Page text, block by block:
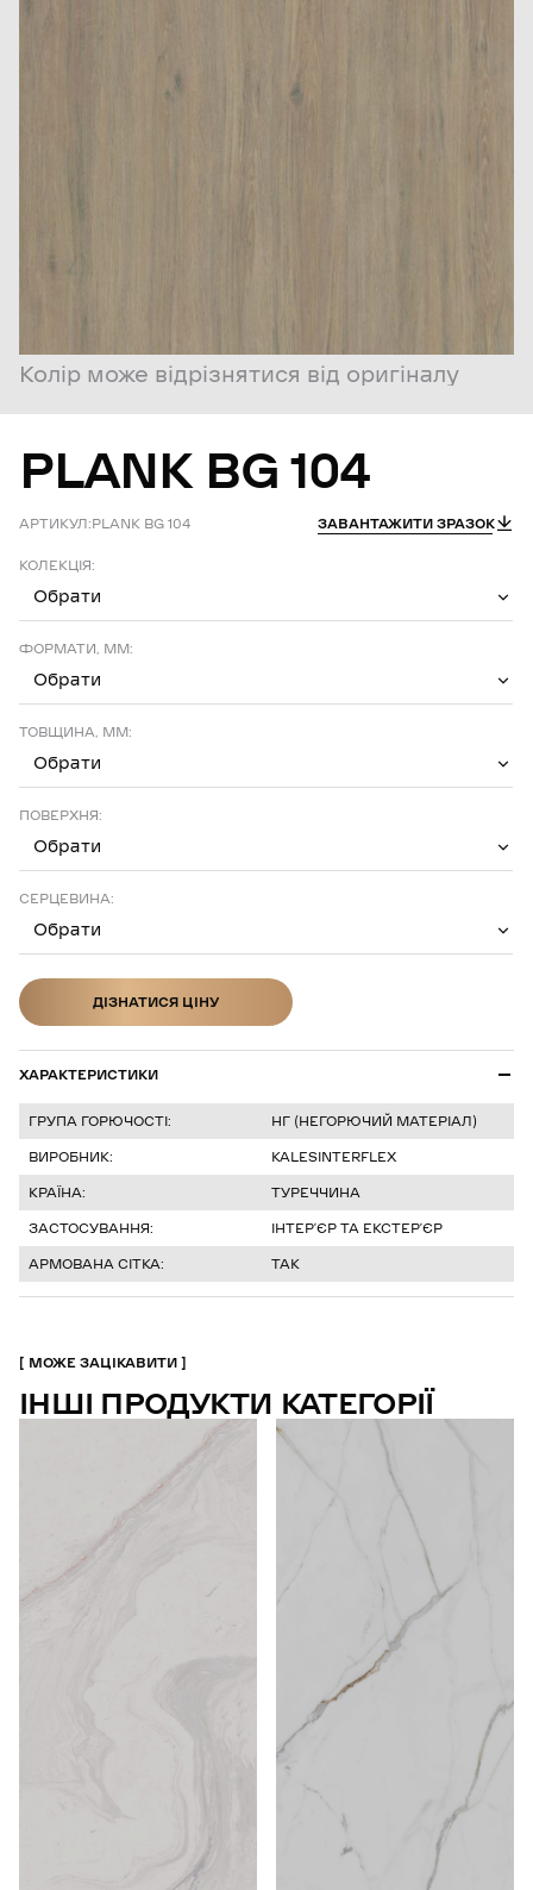
Колір може відрізнятися від оригіналу
PLANK BG104
АРТИКУЛ:PLANK BG 104 ЗАВАНТАЖИТИ ЗРАЗОК
КОЛЕКЦІЯ:
Обрати
ФОРМАТИ, ММ:
Обрати
ТОВЩИНА, ММ:
Обрати
ПОВЕРХНЯ:
Обрати
СЕРЦЕВИНА:
Обрати
ДІЗНАТИСЯ ЦІНУ
ХАРАКТЕРИСТИКИ
ГРУПА ГОРЮЧОСТІ:
НГ (НЕГОРЮЧИЙ МАТЕРІАЛ)
ВИРОБНИК:
KALESINTERFLEX
КРАЇНА:
ТУРЕЧЧИНА
ЗАСТОСУВАННЯ:
ІНТЕРʼЄР ТА ЕКСТЕРʼЄР
АРМОВАНА СІТКА:
ТАК
МОЖЕ ЗАЦІКАВИТИ
ІНШІ ПРОДУКТИ КАТЕГОРІЇ